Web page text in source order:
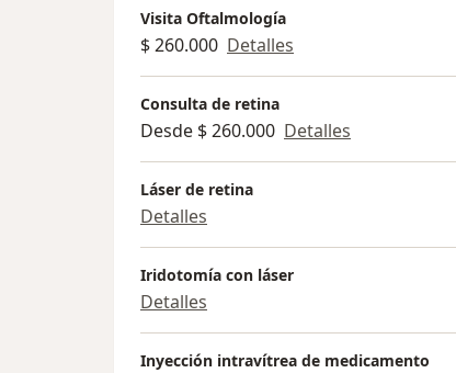
Visita Oftalmología
$ 260.000 Detalles
Consulta de retina
Desde $ 260.000 Detalles
Láser de retina
Detalles
Iridotomía con láser
Detalles
Inyección intravítrea de medicamento